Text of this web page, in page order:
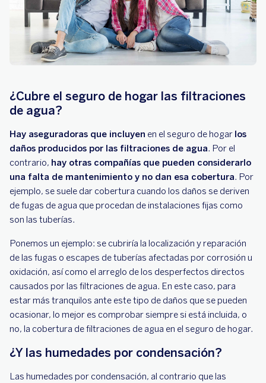
¿Cubre el seguro de hogar las filtraciones
de agua?
Hay aseguradoras que incluyen en el seguro de hogar los
daños producidos por las filtraciones de agua. Por el
contrario, hay otras compañías que pueden considerarlo
una falta de mantenimiento y no dan esa cobertura. Por
ejemplo, se suele dar cobertura cuando los daños se deriven
de fugas de agua que procedan de instalaciones fijas como
son las tuberías.
Ponemos un ejemplo: se cubriría la localización y reparación
de las fugas o escapes de tuberías afectadas por corrosión u
oxidación, así como el arreglo de los desperfectos directos
causados por las filtraciones de agua. En este caso, para
estar más tranquilos ante este tipo de daños que se pueden
ocasionar, lo mejor es comprobar siempre si está incluida, o
no, la cobertura de filtraciones de agua en el seguro de hogar.
¿Y las humedades por condensación?
Las humedades por condensación, al contrario que las